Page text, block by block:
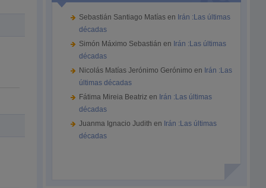
Sebastián Santiago Matías en Irán :Las últimas
décadas
Simón Máximo Sebastián en Irán :Las últimas
décadas
Nicolás Matías Jerónimo Gerónimo en Irán :Las
últimas décadas
Fátima Mireia Beatriz en Irán :Las últimas
décadas
Juanma Ignacio Judith en Irán :Las últimas
décadas